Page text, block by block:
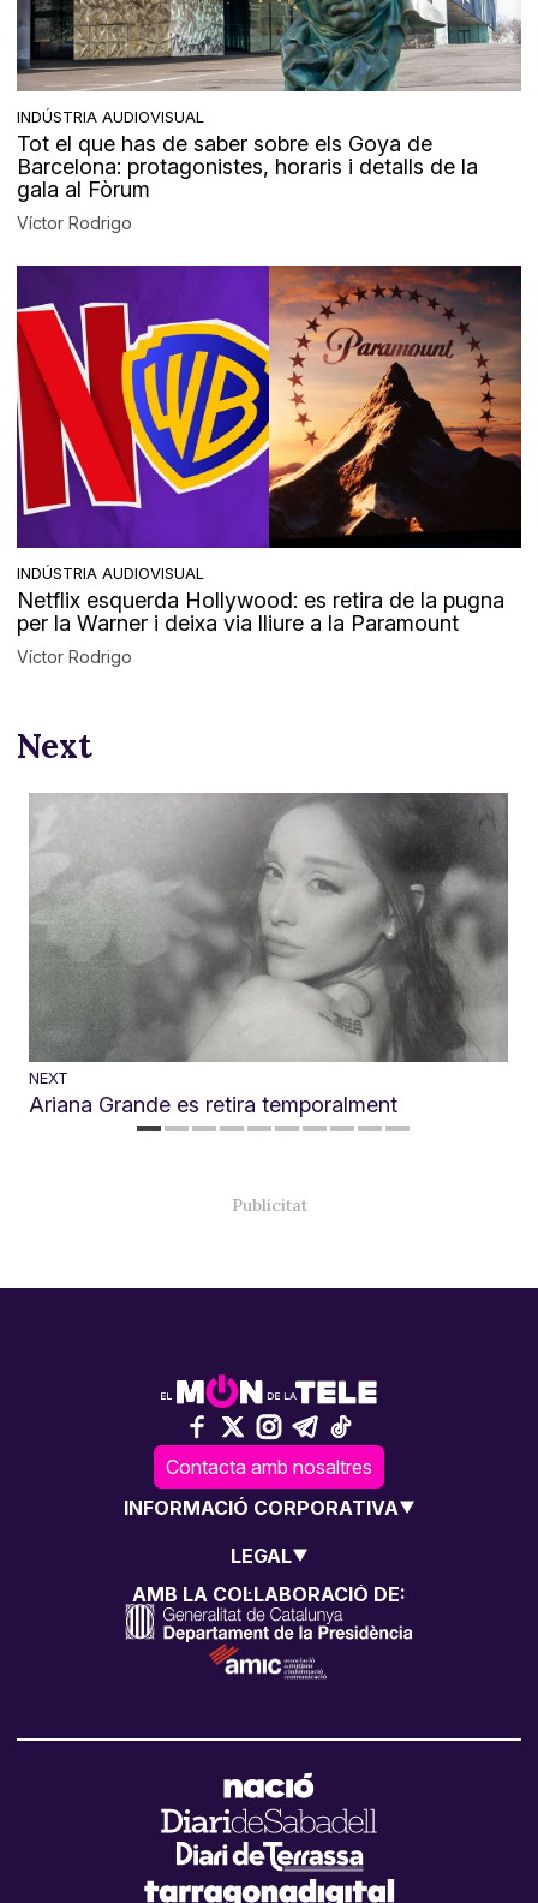
INDÚSTRIA AUDIOVISUAL
Tot el que has de saber sobre els Goya de
Barcelona: protagonistes, horaris i detalls de la
gala al Fòrum
Víctor Rodrigo
INDÚSTRIA AUDIOVISUAL
Netflix esquerda Hollywood: es retira de la pugna
per la Warner i deixa via lliure a la Paramount
Víctor Rodrigo
Next
NEXT
Ariana Grande es retira temporalment
Contacta amb nosaltres
INFORMACIÓ CORPORATIVA
LEGAL
AMB LA COL·LABORACIÓ DE: